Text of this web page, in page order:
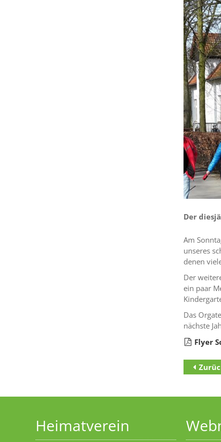
Der
Am
unseres
denen
Der
ein paar
Das
nächste
Flyer
Zur
Startseite
Heimatverein